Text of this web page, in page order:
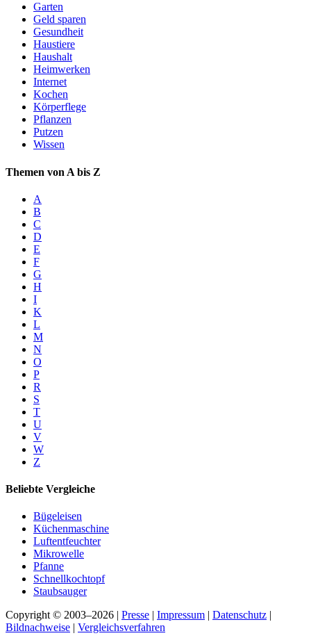
Garten
Geld sparen
Gesundheit
Haustiere
Haushalt
Heimwerken
Internet
Kochen
Körperflege
Pflanzen
Putzen
Wissen
Themen von A bis Z
A
B
C
D
E
F
G
H
I
K
L
M
N
O
P
R
S
T
U
V
W
Z
Beliebte Vergleiche
Bügeleisen
Küchenmaschine
Luftentfeuchter
Mikrowelle
Pfanne
Schnellkochtopf
Staubsauger
Copyright © 2003–2026 | Presse | Impressum | Datenschutz |
Bildnachweise | Vergleichsverfahren